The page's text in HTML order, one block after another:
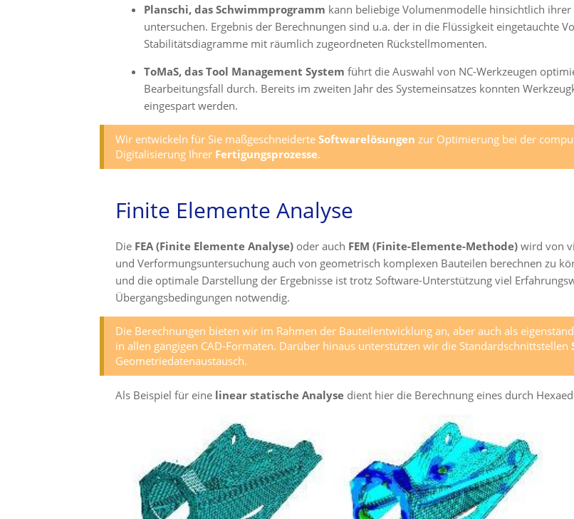
Planschi, das Schwimmprogramm kann beliebige Volumenmodelle hinsichtlich
untersuchen. Ergebnis der Berechnungen sind u.a. der in die Flüssigkeit eingetauchte
Stabilitätsdiagramme mit räumlich zugeordneten Rückstellmomenten.
ToMaS, das Tool Management System führt die Auswahl von NC-Werkzeugen
Bearbeitungsfall durch. Bereits im zweiten Jahr des Systemeinsatzes konnten
eingespart werden.
Wir entwickeln für Sie maßgeschneiderte Softwarelösungen zur Optimierung bei der
Digitalisierung Ihrer Fertigungsprozesse.
Finite Elemente Analyse
Die FEA (Finite Elemente Analyse) oder auch FEM (Finite-Elemente-Methode) wird von
und Verformungsuntersuchung auch von geometrisch komplexen Bauteilen berechnen zu
und die optimale Darstellung der Ergebnisse ist trotz Software-Unterstützung viel
Übergangsbedingungen notwendig.
Die Berechnungen bieten wir im Rahmen der Bauteilentwicklung an, aber auch als
in allen gängigen CAD-Formaten. Darüber hinaus unterstützen wir die Standardschnittstellen
Geometriedatenaustausch.
Als Beispiel für eine linear statische Analyse dient hier die Berechnung eines durch